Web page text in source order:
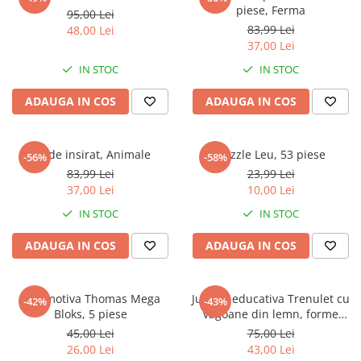
Captain america
Buzz Lightyear
My Little Pony
Planes
Tom & Jerry
Transformers
Top Wings
Incaltaminte baieti
Ghete si cizme baieti
Pantofi baieti
Pantofi sport baieti
Papuci si slapi baieti
Sandale baieti
Marvel
Monsters Inc.
La casa de papel
Nasa
Rainbow High
Garfield
Nightmare before Christmas
Alice in Wonderland
Nella The Princess Knight
Perletti
95,00 Lei
48,00 Lei
IN STOC
ADAUGA IN COS
piese, Ferma
83,99 Lei
37,00 Lei
IN STOC
ADAUGA IN COS
-56%
Joc de insirat, Animale
83,99 Lei
37,00 Lei
IN STOC
ADAUGA IN COS
-58%Puzzle Leu, 53 piese
23,99 Lei
10,00 Lei
IN STOC
ADAUGA IN COS
-42%
Locomotiva Thomas Mega
Bloks, 5 piese
45,00 Lei
26,00 Lei
-43%
Jucarie educativa Trenulet cu
vagoane din lemn, forme
geometrice, multicolor, 18
piese
75,00 Lei
43,00 Lei